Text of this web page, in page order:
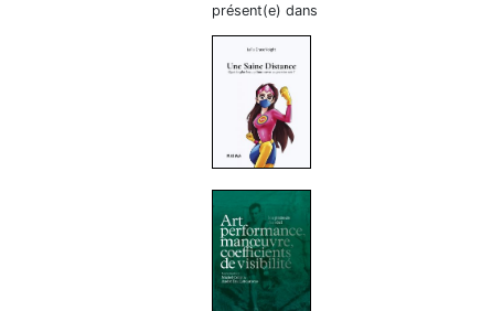
présent(e) dans